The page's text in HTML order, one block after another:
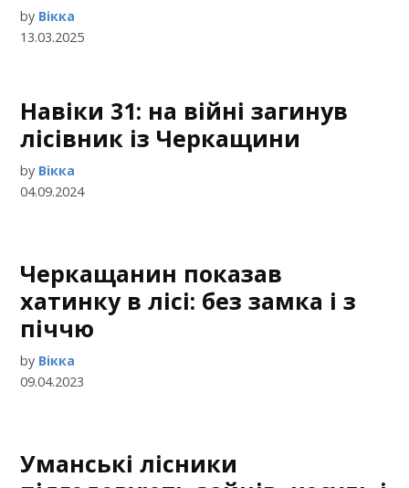
by Вікка
13.03.2025
Навіки 31: на війні загинув
лісівник із Черкащини
by Вікка
04.09.2024
Черкащанин показав
хатинку в лісі: без замка і з
піччю
by Вікка
09.04.2023
Уманські лісники